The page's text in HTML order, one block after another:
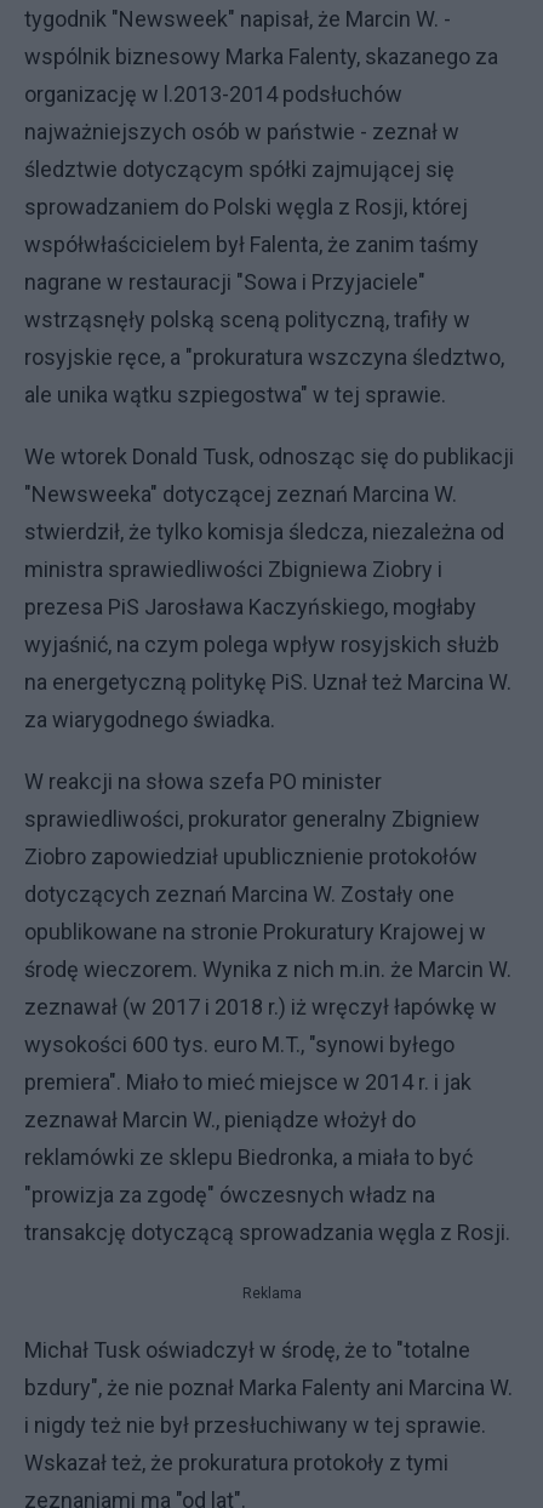
tygodnik "Newsweek" napisał, że Marcin W. -
wspólnik biznesowy Marka Falenty, skazanego za
organizację w l.2013-2014 podsłuchów
najważniejszych osób w państwie - zeznał w
śledztwie dotyczącym spółki zajmującej się
sprowadzaniem do Polski węgla z Rosji, której
współwłaścicielem był Falenta, że zanim taśmy
nagrane w restauracji "Sowa i Przyjaciele"
wstrząsnęły polską sceną polityczną, trafiły w
rosyjskie ręce, a "prokuratura wszczyna śledztwo,
ale unika wątku szpiegostwa" w tej sprawie.
We wtorek Donald Tusk, odnosząc się do publikacji
"Newsweeka" dotyczącej zeznań Marcina W.
stwierdził, że tylko komisja śledcza, niezależna od
ministra sprawiedliwości Zbigniewa Ziobry i
prezesa PiS Jarosława Kaczyńskiego, mogłaby
wyjaśnić, na czym polega wpływ rosyjskich służb
na energetyczną politykę PiS. Uznał też Marcina W.
za wiarygodnego świadka.
W reakcji na słowa szefa PO minister
sprawiedliwości, prokurator generalny Zbigniew
Ziobro zapowiedział upublicznienie protokołów
dotyczących zeznań Marcina W. Zostały one
opublikowane na stronie Prokuratury Krajowej w
środę wieczorem. Wynika z nich m.in. że Marcin W.
zeznawał (w 2017 i 2018 r.) iż wręczył łapówkę w
wysokości 600 tys. euro M.T., "synowi byłego
premiera". Miało to mieć miejsce w 2014 r. i jak
zeznawał Marcin W., pieniądze włożył do
reklamówki ze sklepu Biedronka, a miała to być
"prowizja za zgodę" ówczesnych władz na
transakcję dotyczącą sprowadzania węgla z Rosji.
Reklama
Michał Tusk oświadczył w środę, że to "totalne
bzdury", że nie poznał Marka Falenty ani Marcina W.
i nigdy też nie był przesłuchiwany w tej sprawie.
Wskazał też, że prokuratura protokoły z tymi
zeznaniami ma "od lat".